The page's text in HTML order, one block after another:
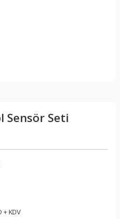
Sensör Seti
+ KDV